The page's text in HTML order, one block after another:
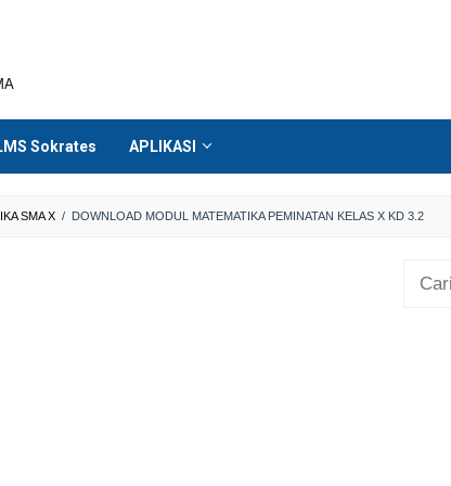
Sokrates APLIKASI
SMA X / DOWNLOAD MODUL MATEMATIKA PEMINATAN KELAS X KD 3.2
Cari